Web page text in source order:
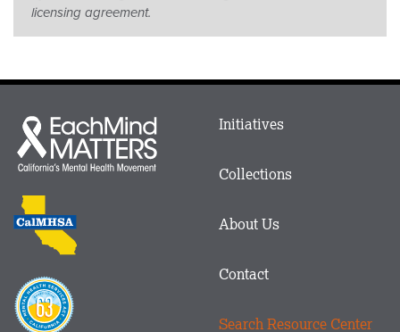
licensing agreement.
Each
Mind
Matters
CalMHSA
logo
Proposition
63
Main
Footer
Initiatives
Collections
About Us
Contact
Search Resource Center